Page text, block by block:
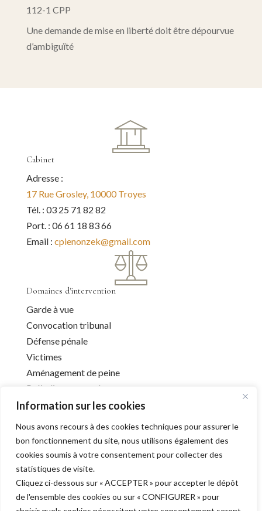
Information sur les cookies
Nous avons recours à des cookies techniques pour assurer le
bon fonctionnement du site, nous utilisons également des
cookies soumis à votre consentement pour collecter des
statistiques de visite.
Cliquez ci-dessous sur « ACCEPTER » pour accepter le dépôt
de l'ensemble des cookies ou sur « CONFIGURER » pour
112-1 CPP
Une demande de mise en liberté doit être dépourvue
d’ambiguïté
Cabinet
Adresse :
17 Rue Grosley, 10000 Troyes
Tél. : 03 25 71 82 82
Port. : 06 61 18 83 66
Email : cpienonzek@gmail.com
Domaines d'intervention
Garde à vue
Convocation tribunal
Défense pénale
Victimes
Aménagement de peine
Préjudice corporel
Infos utiles
Liens utiles
Mentions légales
Déontologie
Barreau de l’Aube